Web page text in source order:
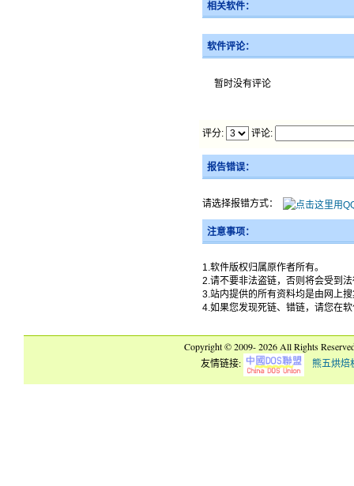
相关软件：
软件评论：
暂时没有评论
评分: 评论:
报告错误：
请选择报错方式：
注意事项：
1.软件版权归属原作者所有。
2.请不要非法盗链，否则将会受到
3.站内提供的所有资料均是由网上
4.如果您发现死链、错链，请您在
Copyright © 2009-2026 All Rights
友情链接:
熊五烘焙